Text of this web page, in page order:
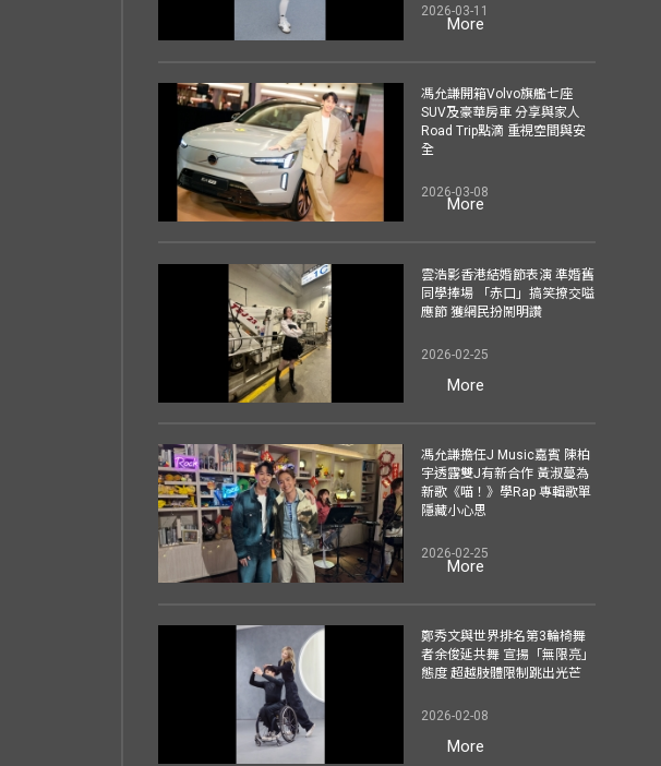
2026-03-11
More
馮允謙開箱Volvo旗艦七座
SUV及豪華房車 分享與家人
Road Trip點滴 重視空間與安
全
2026-03-08
More
雲浩影香港結婚節表演 準婚舊
同學捧場 「赤口」搞笑撩交嗌
應節 獲網民扮鬧明讚
2026-02-25
More
馮允謙擔任J Music嘉賓 陳柏
宇透露雙J有新合作 黃淑蔓為
新歌《喵！》學Rap 專輯歌單
隱藏小心思
2026-02-25
More
鄭秀文與世界排名第3輪椅舞
者余俊延共舞 宣揚「無限亮」
態度 超越肢體限制跳出光芒
2026-02-08
More